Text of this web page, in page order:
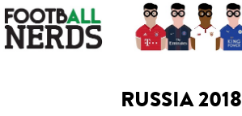
Search
RUSSIA 2018